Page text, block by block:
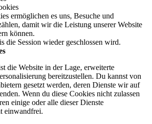
ermöglichen es uns, Besuche und
damit wir die Leistung unserer Website
können.
die Session wieder geschlossen wird.
die Website in der Lage, erweiterte
bereitzustellen. Du kannst von
gesetzt werden, deren Dienste wir auf
Wenn du diese Cookies nicht zulassen
einige oder alle dieser Dienste
einwandfrei.